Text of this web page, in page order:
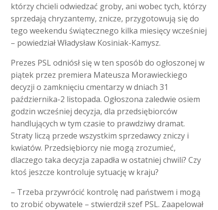
którzy chcieli odwiedzać groby, ani wobec tych, którzy
sprzedają chryzantemy, znicze, przygotowują się do
tego weekendu świątecznego kilka miesięcy wcześniej
– powiedział Władysław Kosiniak-Kamysz.
Prezes PSL odniósł się w ten sposób do ogłoszonej w
piątek przez premiera Mateusza Morawieckiego
decyzji o zamknięciu cmentarzy w dniach 31
października-2 listopada. Ogłoszona zaledwie osiem
godzin wcześniej decyzja, dla przedsiębiorców
handlujących w tym czasie to prawdziwy dramat.
Straty liczą przede wszystkim sprzedawcy zniczy i
kwiatów. Przedsiębiorcy nie mogą zrozumieć,
dlaczego taka decyzja zapadła w ostatniej chwili? Czy
ktoś jeszcze kontroluje sytuację w kraju?
– Trzeba przywrócić kontrolę nad państwem i mogą
to zrobić obywatele – stwierdził szef PSL. Zaapelował